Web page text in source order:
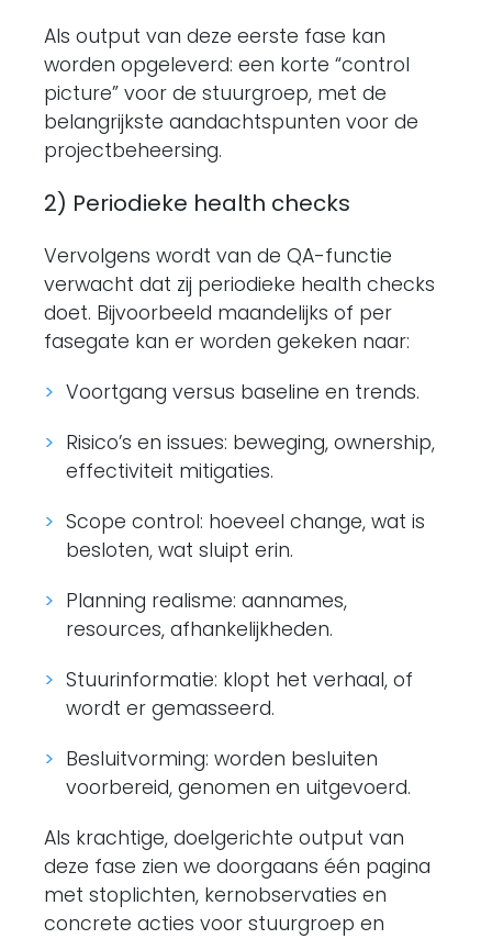
Als output van deze eerste fase kan
worden opgeleverd: een korte “control
picture” voor de stuurgroep, met de
belangrijkste aandachtspunten voor de
projectbeheersing.
2) Periodieke health checks
Vervolgens wordt van de QA-functie
verwacht dat zij periodieke health checks
doet. Bijvoorbeeld maandelijks of per
fasegate kan er worden gekeken naar:
Voortgang versus baseline en trends.
Risico’s en issues: beweging, ownership,
effectiviteit mitigaties.
Scope control: hoeveel change, wat is
besloten, wat sluipt erin.
Planning realisme: aannames,
resources, afhankelijkheden.
Stuurinformatie: klopt het verhaal, of
wordt er gemasseerd.
Besluitvorming: worden besluiten
voorbereid, genomen en uitgevoerd.
Als krachtige, doelgerichte output van
deze fase zien we doorgaans één pagina
met stoplichten, kernobservaties en
concrete acties voor stuurgroep en